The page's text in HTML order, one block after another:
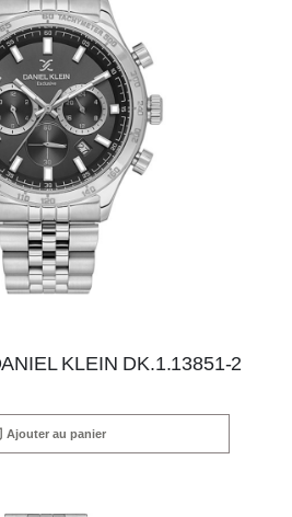
KLEIN DK.1.13851-2
Ajouter au panier